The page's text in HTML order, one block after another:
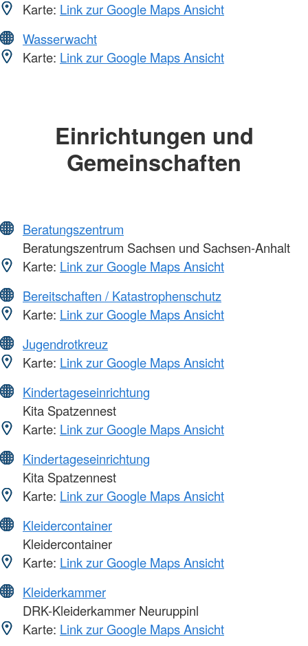
Karte: Link zur Google Maps Ansicht
Wasserwacht
Karte: Link zur Google Maps Ansicht
Einrichtungen und
Gemeinschaften
Beratungszentrum
Beratungszentrum Sachsen und Sachsen-Anhalt
Karte: Link zur Google Maps Ansicht
Bereitschaften / Katastrophenschutz
Karte: Link zur Google Maps Ansicht
Jugendrotkreuz
Karte: Link zur Google Maps Ansicht
Kindertageseinrichtung
Kita Spatzennest
Karte: Link zur Google Maps Ansicht
Kindertageseinrichtung
Kita Spatzennest
Karte: Link zur Google Maps Ansicht
Kleidercontainer
Kleidercontainer
Karte: Link zur Google Maps Ansicht
Kleiderkammer
DRK-Kleiderkammer Neuruppinl
Karte: Link zur Google Maps Ansicht